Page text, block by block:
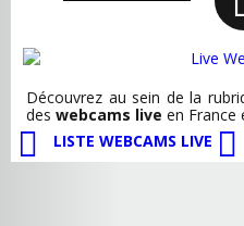
Découvrez au sein de la
des webcams live en France
LISTE WEBCAMS LIVE